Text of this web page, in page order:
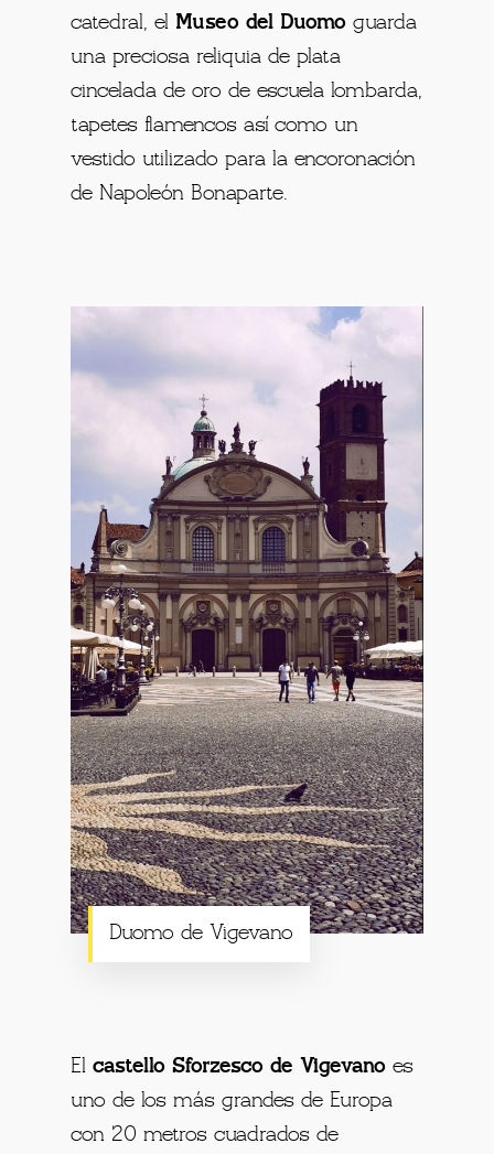
catedral, el Museo del Duomo guarda
una preciosa reliquia de plata
cincelada de oro de escuela lombarda,
tapetes flamencos así como un
vestido utilizado para la encoronación
de Napoleón Bonaparte.
Duomo de Vigevano
El castello Sforzesco de Vigevano es
uno de los más grandes de Europa
con 20 metros cuadrados de